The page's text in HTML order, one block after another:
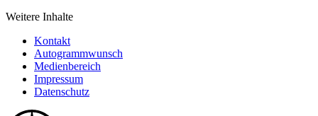
Weitere Inhalte
Kontakt
Autogrammwunsch
Medienbereich
Impressum
Datenschutz